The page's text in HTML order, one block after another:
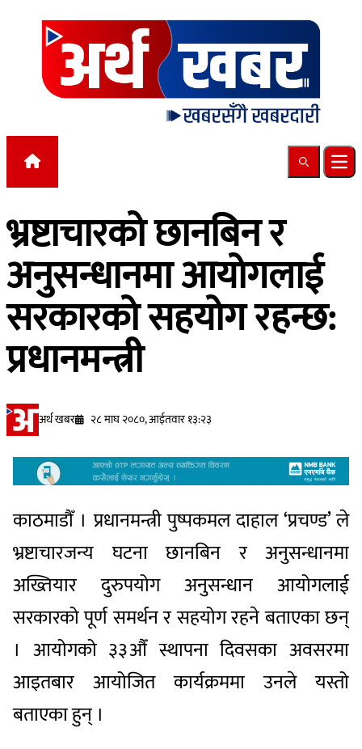
Skip to content
Search
भ्रष्टाचारको छानबिन र
अनुसन्धानमा आयोगलाई
सरकारको सहयोग रहन्छ:
प्रधानमन्त्री
अर्थ खबर २८ माघ २०८०, आईतवार १३:२३
काठमाडौँ । प्रधानमन्त्री पुष्पकमल दाहाल ‘प्रचण्ड’ ले
भ्रष्टाचारजन्य घटना छानबिन र अनुसन्धानमा
अख्तियार दुरुपयोग अनुसन्धान आयोगलाई
सरकारको पूर्ण समर्थन र सहयोग रहने बताएका छन्
। आयोगको ३३औँ स्थापना दिवसका अवसरमा
आइतबार आयोजित कार्यक्रममा उनले यस्तो
बताएका हुन् ।